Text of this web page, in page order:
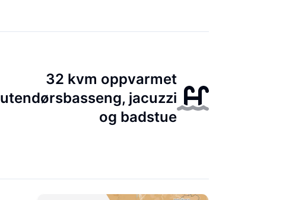
32 kvm oppvarmet
utendørsbasseng, jacuzzi
og badstue